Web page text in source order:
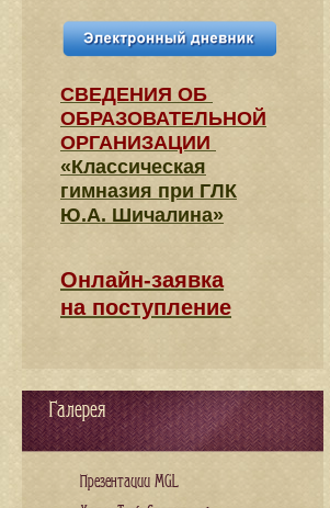
СВЕДЕНИЯ​ ОБ
ОБРАЗОВАТЕЛЬНОЙ
ОРГАНИЗАЦИИ
«Классическая
гимназия при ГЛК
Ю.А. Шичалина»
Онлайн-заявка
на поступление
Галерея
Презентации MGL